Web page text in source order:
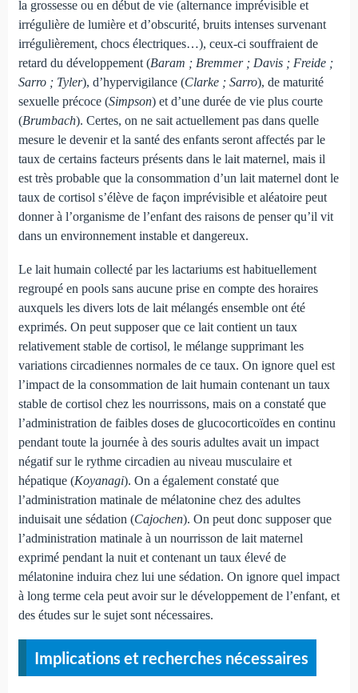
la grossesse ou en début de vie (alternance imprévisible et
irrégulière de lumière et d’obscurité, bruits intenses survenant
irrégulièrement, chocs électriques…), ceux-ci souffraient de
retard du développement (Baram ; Bremmer ; Davis ; Freide ;
Sarro ; Tyler), d’hypervigilance (Clarke ; Sarro), de maturité
sexuelle précoce (Simpson) et d’une durée de vie plus courte
(Brumbach). Certes, on ne sait actuellement pas dans quelle
mesure le devenir et la santé des enfants seront affectés par le
taux de certains facteurs présents dans le lait maternel, mais il
est très probable que la consommation d’un lait maternel dont le
taux de cortisol s’élève de façon imprévisible et aléatoire peut
donner à l’organisme de l’enfant des raisons de penser qu’il vit
dans un environnement instable et dangereux.
Le lait humain collecté par les lactariums est habituellement
regroupé en pools sans aucune prise en compte des horaires
auxquels les divers lots de lait mélangés ensemble ont été
exprimés. On peut supposer que ce lait contient un taux
relativement stable de cortisol, le mélange supprimant les
variations circadiennes normales de ce taux. On ignore quel est
l’impact de la consommation de lait humain contenant un taux
stable de cortisol chez les nourrissons, mais on a constaté que
l’administration de faibles doses de glucocorticoïdes en continu
pendant toute la journée à des souris adultes avait un impact
négatif sur le rythme circadien au niveau musculaire et
hépatique (Koyanagi). On a également constaté que
l’administration matinale de mélatonine chez des adultes
induisait une sédation (Cajochen). On peut donc supposer que
l’administration matinale à un nourrisson de lait maternel
exprimé pendant la nuit et contenant un taux élevé de
mélatonine induira chez lui une sédation. On ignore quel impact
à long terme cela peut avoir sur le développement de l’enfant, et
des études sur le sujet sont nécessaires.
Implications et recherches nécessaires